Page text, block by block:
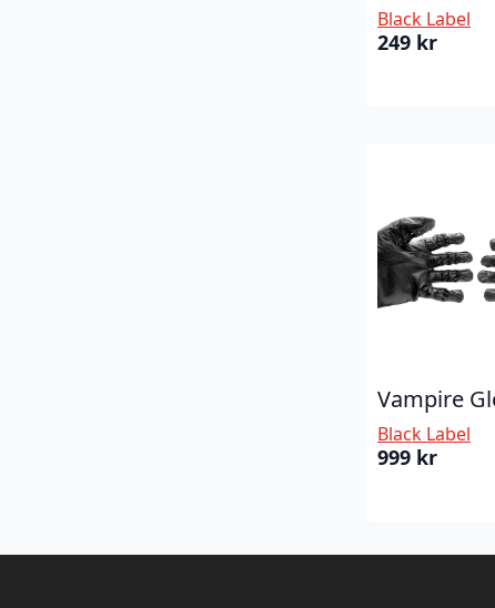
Black Label
249 kr
Vampire
Black Label
999 kr